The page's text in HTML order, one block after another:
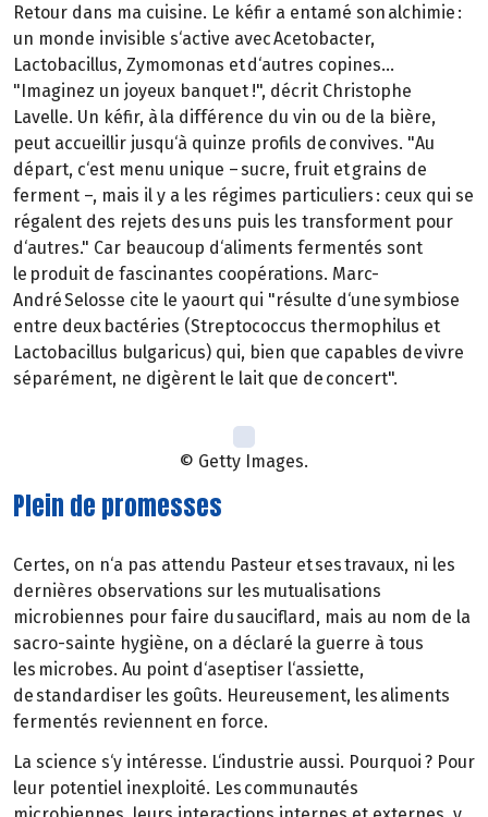
Retour dans ma cuisine. Le kéfir a entamé son alchimie :
un monde invisible s‘active avec Acetobacter,
Lactobacillus, Zymomonas et d‘autres copines...
"Imaginez un joyeux banquet !", décrit Christophe
Lavelle. Un kéfir, à la différence du vin ou de la bière,
peut accueillir jusqu‘à quinze profils de convives. "Au
départ, c‘est menu unique – sucre, fruit et grains de
ferment –, mais il y a les régimes particuliers : ceux qui se
régalent des rejets des uns puis les transforment pour
d‘autres." Car beaucoup d‘aliments fermentés sont
le produit de fascinantes coopérations. Marc-
André Selosse cite le yaourt qui "résulte d‘une symbiose
entre deux bactéries (Streptococcus thermophilus et
Lactobacillus bulgaricus) qui, bien que capables de vivre
séparément, ne digèrent le lait que de concert".
© Getty Images.
Plein de promesses
Certes, on n‘a pas attendu Pasteur et ses travaux, ni les
dernières observations sur les mutualisations
microbiennes pour faire du sauciflard, mais au nom de la
sacro-sainte hygiène, on a déclaré la guerre à tous
les microbes. Au point d‘aseptiser l‘assiette,
de standardiser les goûts. Heureusement, les aliments
fermentés reviennent en force.
La science s‘y intéresse. L‘industrie aussi. Pourquoi ? Pour
leur potentiel inexploité. Les communautés